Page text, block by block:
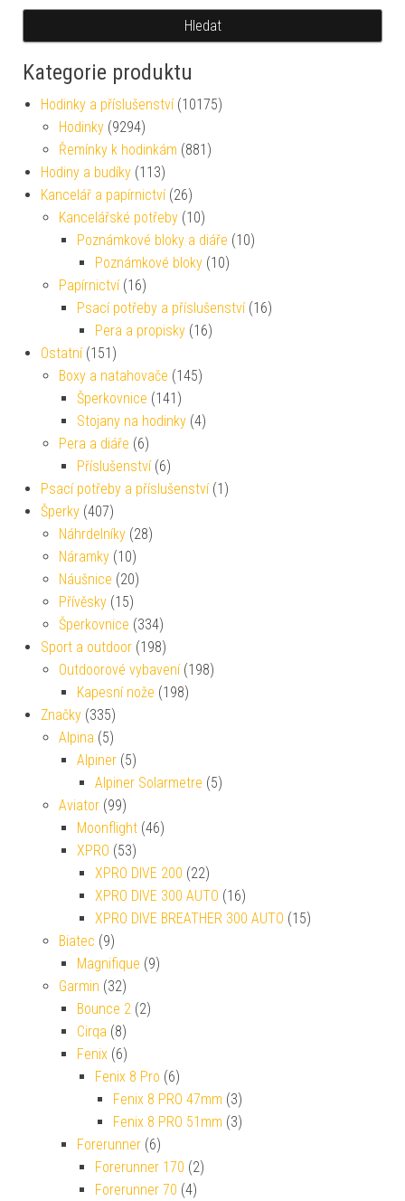
Hledat
Kategorie produktu
Hodinky a příslušenství (10175)
Hodinky (9294)
Řemínky k hodinkám (881)
Hodiny a budíky (113)
Kancelář a papírnictví (26)
Kancelářské potřeby (10)
Poznámkové bloky a diáře (10)
Poznámkové bloky (10)
Papírnictví (16)
Psací potřeby a příslušenství (16)
Pera a propisky (16)
Ostatní (151)
Boxy a natahovače (145)
Šperkovnice (141)
Stojany na hodinky (4)
Pera a diáře (6)
Příslušenství (6)
Psací potřeby a příslušenství (1)
Šperky (407)
Náhrdelníky (28)
Náramky (10)
Náušnice (20)
Přívěsky (15)
Šperkovnice (334)
Sport a outdoor (198)
Outdoorové vybavení (198)
Kapesní nože (198)
Značky (335)
Alpina (5)
Alpiner (5)
Alpiner Solarmetre (5)
Aviator (99)
Moonflight (46)
XPRO (53)
XPRO DIVE 200 (22)
XPRO DIVE 300 AUTO (16)
XPRO DIVE BREATHER 300 AUTO (15)
Biatec (9)
Magnifique (9)
Garmin (32)
Bounce 2 (2)
Cirqa (8)
Fenix (6)
Fenix 8 Pro (6)
Fenix 8 PRO 47mm (3)
Fenix 8 PRO 51mm (3)
Forerunner (6)
Forerunner 170 (2)
Forerunner 70 (4)